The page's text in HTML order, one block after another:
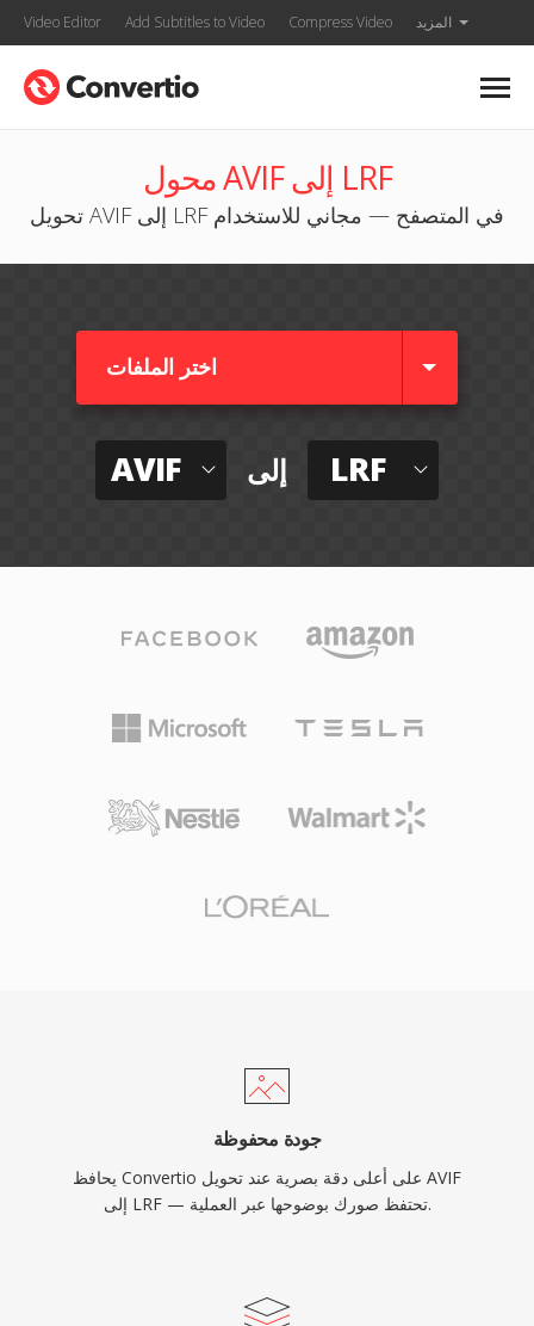
Video Editor Add Subtitles to Video Compress Video المزيد
محول AVIF إلى LRF
تحويل AVIF إلى LRF في المتصفح — مجاني للاستخدام
اختر الملفات
AVIF إلى LRF
جودة محفوظة
يحافظ Convertio على أعلى دقة بصرية عند تحويل AVIF
إلى LRF — تحتفظ صورك بوضوحها عبر العملية.